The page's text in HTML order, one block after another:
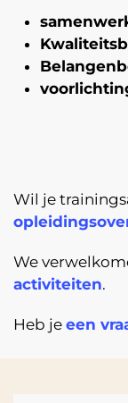
Wil je
We
activiteiten.
Heb je een